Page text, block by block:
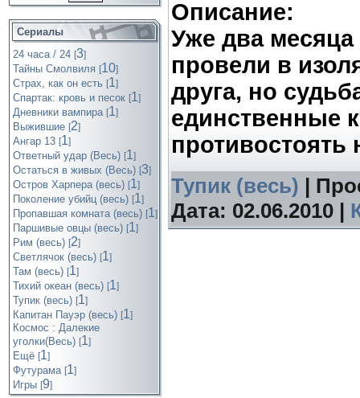
Сериалы
24 часа / 24 [3]
Тайны Смолвиля [10]
Страх, как он есть [1]
Спартак: кровь и песок [1]
Дневники вампира [1]
Выжившие [2]
Ангар 13 [1]
Ответный удар (Весь) [1]
Остаться в живых (Весь) [3]
Остров Харпера (весь) [1]
Поколение убийц (весь) [1]
Пропавшая комната (весь) [1]
Паршивые овцы (весь) [1]
Рим (весь) [2]
Светлячок (весь) [1]
Там (весь) [1]
Тихий океан (весь) [1]
Тупик (весь) [1]
Капитан Пауэр (весь) [1]
Космос : Далекие
уголки(Весь) [1]
Ещё [1]
Футурама [1]
Игры [9]
Описание:
Уже два месяца
провели в
друга, но
единственные
Тупик (весь) |
Дата: 02.06.2010 |